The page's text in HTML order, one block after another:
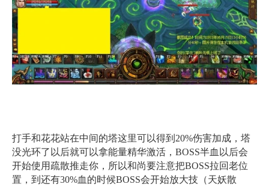
打手和花花站在中间的塔这里可以得到20%伤害加成，塔
没光环了以后就可以拿能量精华激活，BOSS半血以后会
开始使用疏散推走你，所以和尚要注意把BOSS拉回老位
置，到还有30%血的时候BOSS会开始放大技（天妖散